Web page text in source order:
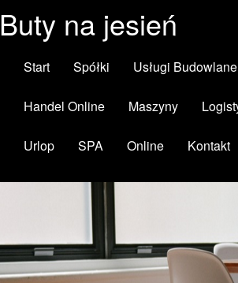
Buty na jesień
Start Spółki Usługi Budowlane
Handel Online Maszyny
Urlop SPA Online Kontakt